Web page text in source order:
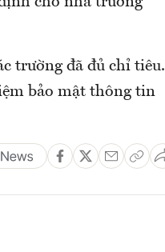
trường đã đủ chỉ tiêu.
bảo mật thông tin